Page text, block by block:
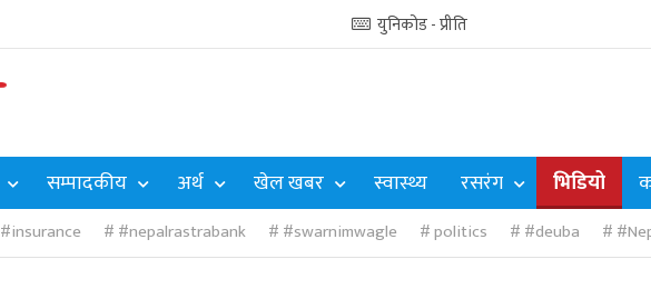
युनिकोड - प्रीति
सम्पादकीय अर्थ खेल खबर स्वास्थ्य रसरंग भिडियो
#insurance #nepalrastrabank #swarnimwagle politics #deuba